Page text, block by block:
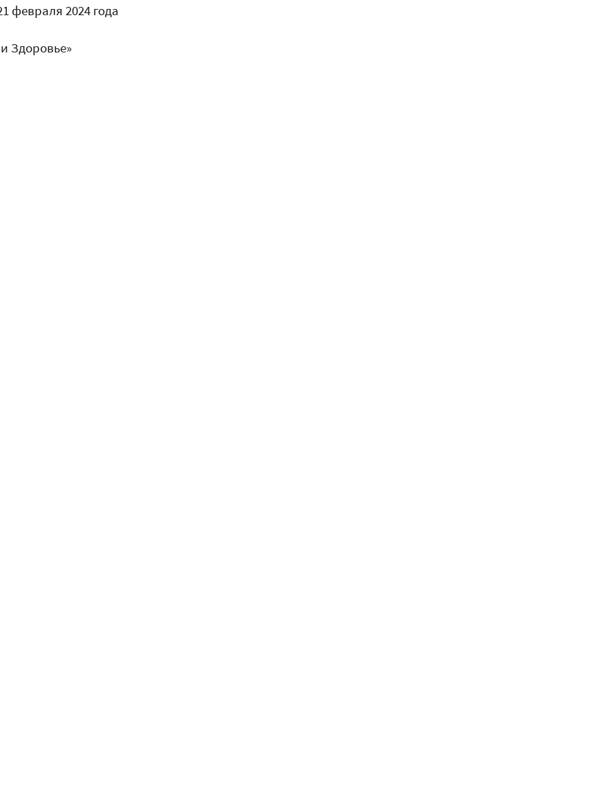
февраля 2024 года
Здоровье»